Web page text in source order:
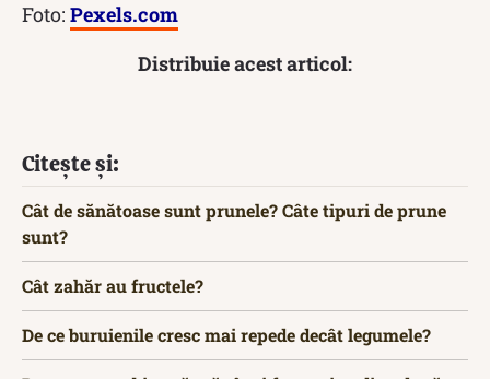
Foto: Pexels.com
Distribuie acest articol:
Citește și:
Cât de sănătoase sunt prunele? Câte tipuri de prune
sunt?
Cât zahăr au fructele?
De ce buruienile cresc mai repede decât legumele?